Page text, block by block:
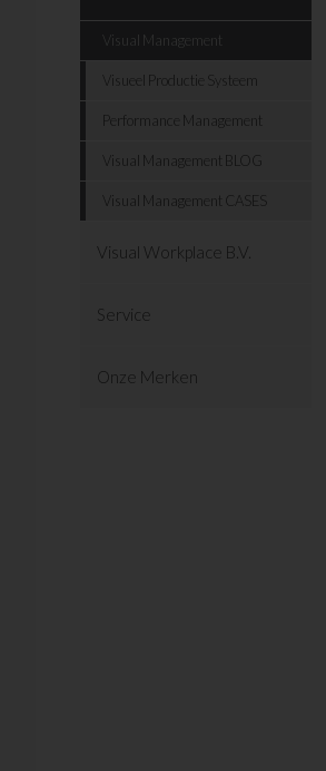
Visual Management
Visueel Productie Systeem
Performance Management
Visual Management BLOG
Visual Management CASES
Visual Workplace B.V.
Service
Onze Merken